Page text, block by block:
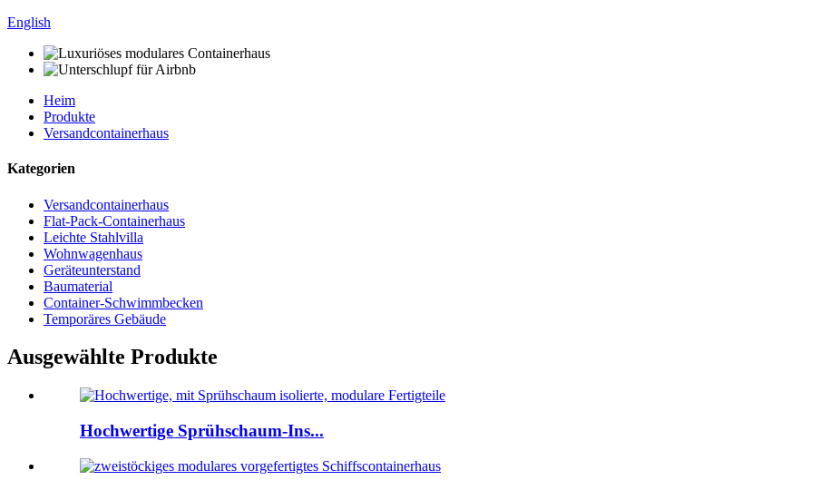
English
Heim
Produkte
Versandcontainerhaus
Kategorien
Versandcontainerhaus
Flat-Pack-Containerhaus
Leichte Stahlvilla
Wohnwagenhaus
Geräteunterstand
Baumaterial
Container-Schwimmbecken
Temporäres Gebäude
Ausgewählte Produkte
Hochwertige Sprühschaum-Ins...